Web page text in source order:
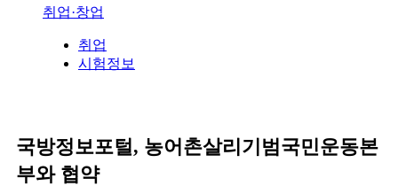
취업·창업
취업
시험정보
국방정보포털, 농어촌살리기범국민운동본
부와 협약